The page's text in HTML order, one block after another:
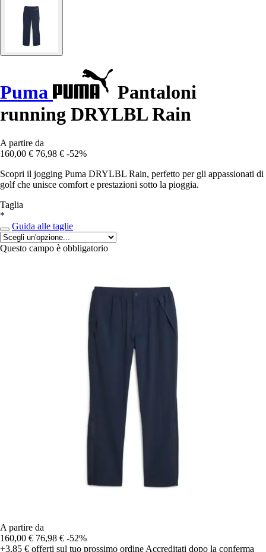
Puma
Pantaloni
running DRYLBL Rain
A partire da
160,00 € 76,98 € -52%
Scopri il jogging Puma DRYLBL Rain, perfetto per gli appassionati di
golf che unisce comfort e prestazioni sotto la pioggia.
Taglia
*
Guida alle taglie
Questo campo è obbligatorio
A partire da
160,00 € 76,98 € -52%
+3,85 € offerti sul tuo prossimo ordine Accreditati dopo la conferma